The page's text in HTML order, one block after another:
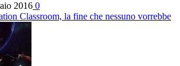
2016 0
Classroom, la fine che nessuno vorrebbe